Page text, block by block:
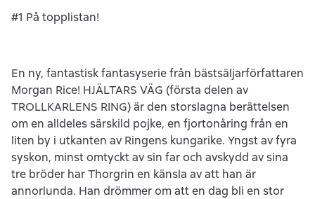
#1 På topplistan!
En ny, fantastisk fantasyserie från bästsäljarförfattaren
Morgan Rice! HJÄLTARS VÄG (första delen av
TROLLKARLENS RING) är den storslagna berättelsen
om en alldeles särskild pojke, en fjortonåring från en
liten by i utkanten av Ringens kungarike. Yngst av fyra
syskon, minst omtyckt av sin far och avskydd av sina
tre bröder har Thorgrin en känsla av att han är
annorlunda. Han drömmer om att en dag bli en stor